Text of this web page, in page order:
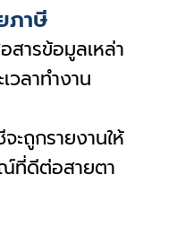
ภาษี
ารข้อมูลเหล่า
ลาทำงาน
ถูกรายงานให้
ที่ดีต่อสายตา